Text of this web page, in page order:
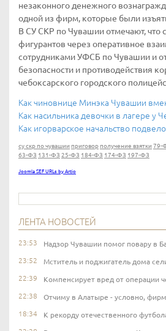
незаконного денежного
одной из фирм, которые были
В СУ СКР по Чувашии отмечают, что
фигурантов через оперативное
сотрудниками УФСБ по Чувашии и
безопасности и противодействия
чебоксарского городского
Как чиновнице Минэка Чувашии
Как насильника девочки в лагере у
Как игорварское начальство
су скр по чувашии приговорполучение взятки 79-
63-ФЗ 131-ФЗ 25-ФЗ 184-ФЗ 174-ФЗ 197-ФЗ
Joomla SEF URLs by Artio
ЛЕНТА НОВОСТЕЙ
23:53 Надзор Чувашии помог повару в
23:52 Мститель и поджигатель дома
22:39 Компенсирует вред от операции
22:38 Отчиму в Алатыре - условно,
18:34 К рекорду отечественного